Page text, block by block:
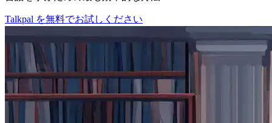
Talkpal を無料でお試しください